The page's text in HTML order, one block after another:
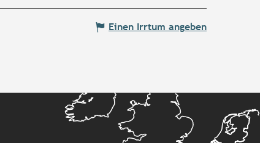
Einen Irrtum angeben